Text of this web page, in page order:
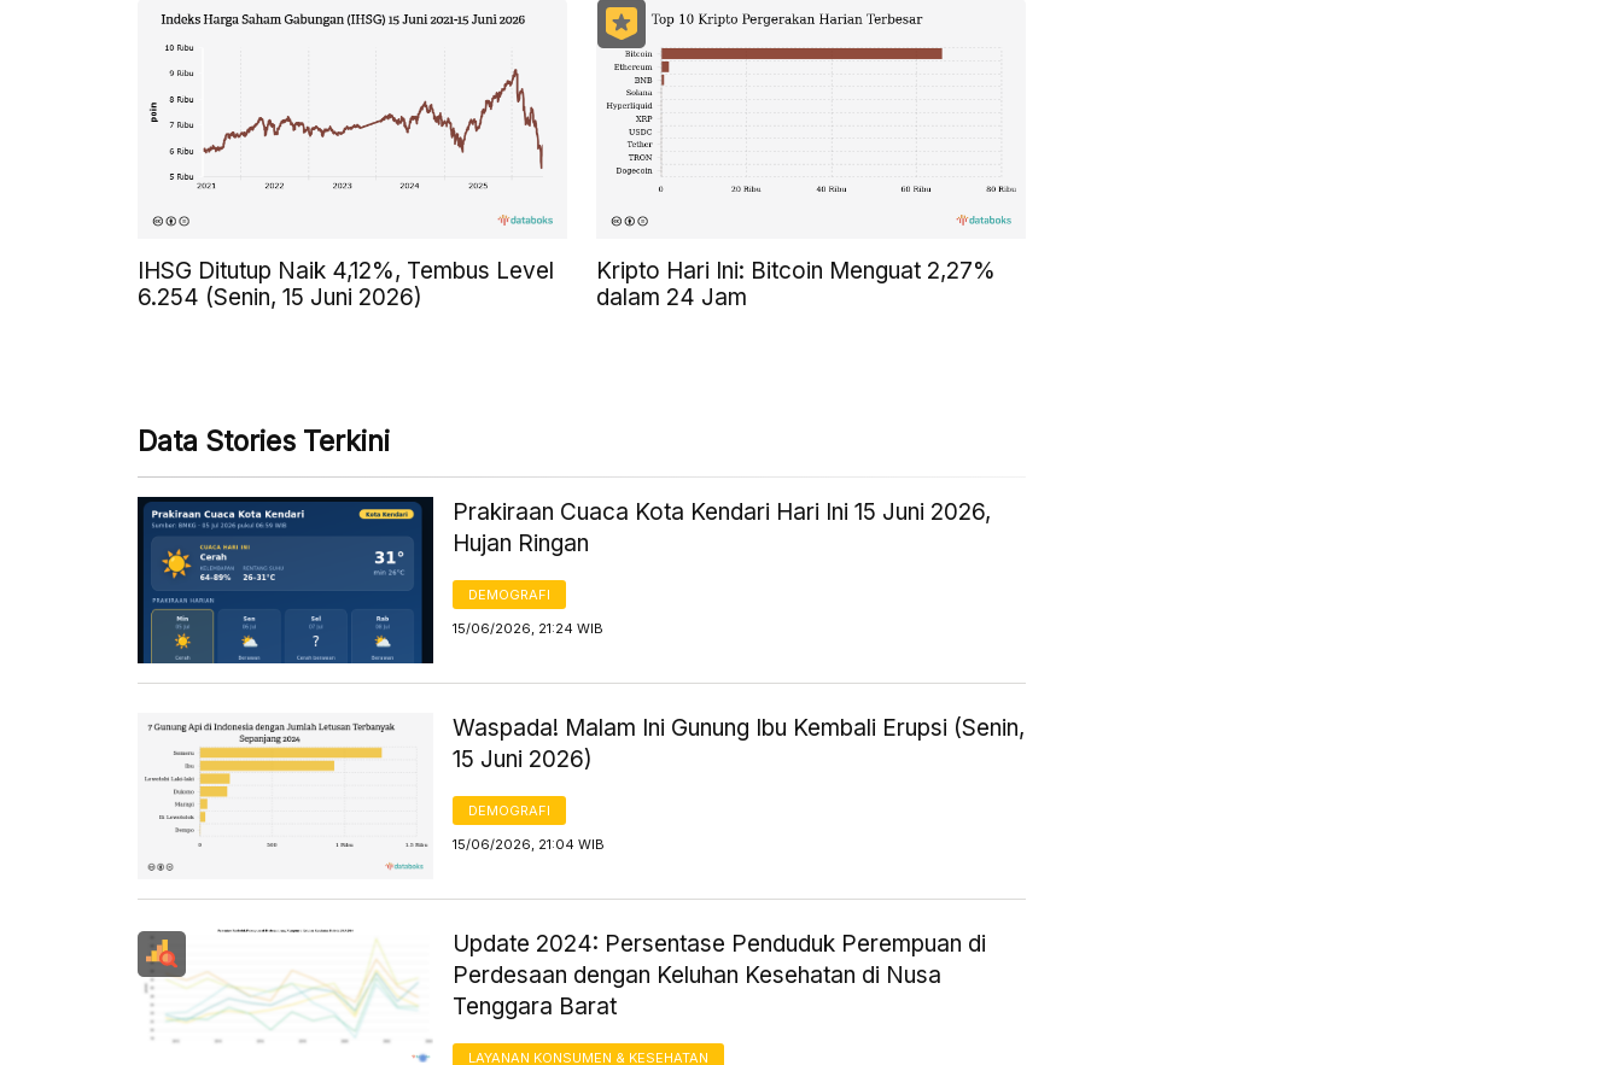
IHSG Ditutup Naik 4,12%, Tembus Level
6.254 (Senin, 15 Juni 2026)
Kripto Hari Ini: Bitcoin Menguat 2,27%
dalam 24 Jam
Data Stories Terkini
Prakiraan Cuaca Kota Kendari Hari Ini 15 Juni 2026,
Hujan Ringan
DEMOGRAFI
15/06/2026, 21:24 WIB
Waspada! Malam Ini Gunung Ibu Kembali Erupsi (Senin,
15 Juni 2026)
DEMOGRAFI
15/06/2026, 21:04 WIB
Update 2024: Persentase Penduduk Perempuan di
Perdesaan dengan Keluhan Kesehatan di Nusa
Tenggara Barat
LAYANAN KONSUMEN & KESEHATAN